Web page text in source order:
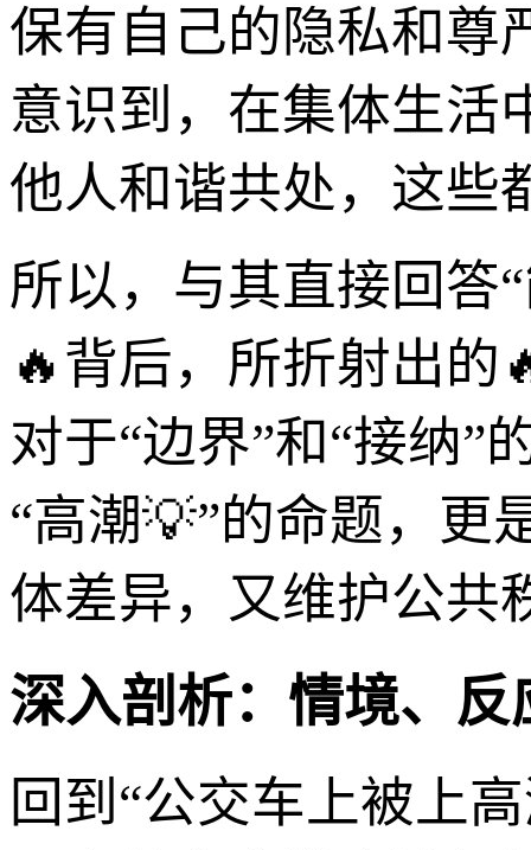
保有自己的隐私和尊
意识到，在集体生活
他人和谐共处，这些
所以，与其直接回答
🔥背后，所折射出的
对于“边界”和“接纳”
“高潮💡”的命题，更
体差异，又维护公共
深入剖析：情境、
回到“公交车上被上